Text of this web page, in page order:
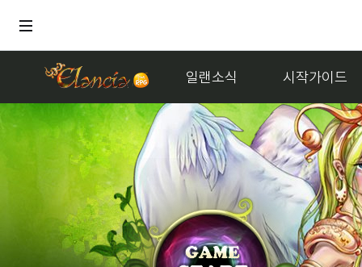
일랜소식 시작가이드